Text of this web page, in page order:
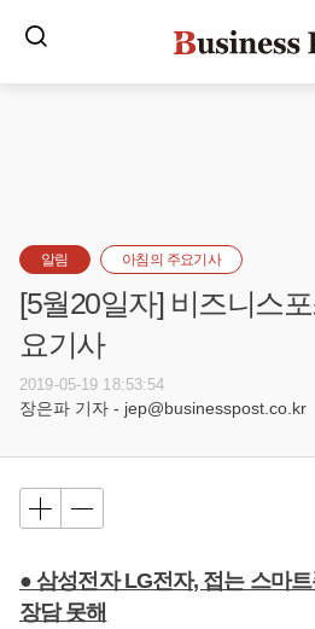
알림 아침의 주요기사
[5월20일자] 비즈니스
요기사
2019-05-19 18:53:54
장은파 기자 - jep@businesspost.co.kr
● 삼성전자 LG전자, 접는 스마
장담 못해